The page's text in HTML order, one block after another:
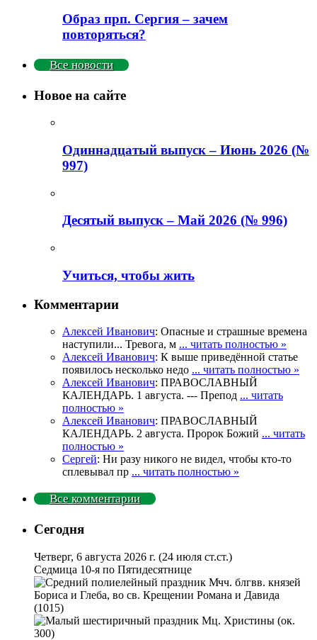
Образ прп. Сергия – зачем
повторяться?
Все новости
Новое на сайте
Одиннадцатый выпуск – Июнь 2026 (№
997)
Деcятый выпуск – Май 2026 (№ 996)
Учиться, чтобы жить
Комментарии
Алексей Иванович: Опасные и страшные времена
наступили... Тревога, м ... читать полностью »
Алексей Иванович: К выше приведённой статье
появилось несколько недо ... читать полностью »
Алексей Иванович: ПРАВОСЛАВНЫЙ
КАЛЕНДАРЬ. 1 августа. --- Препод ... читать
полностью »
Алексей Иванович: ПРАВОСЛАВНЫЙ
КАЛЕНДАРЬ. 2 августа. Пророк Божий ... читать
полностью »
Сергей: Ни разу никого не видел, чтобы кто-то
сплевывал пр ... читать полностью »
Все комментарии
Сегодня
Четверг, 6 августа 2026 г. (24 июля ст.ст.)
Седмица 10-я по Пятидесятнице
Мчч. блгвв. князей
Бориса и Глеба, во св. Крещении Романа и Давида
(1015)
Мц. Христины (ок.
300)